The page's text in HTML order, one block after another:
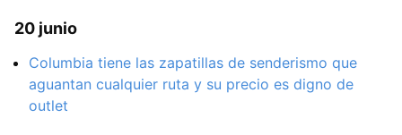
20 junio
Columbia tiene las zapatillas de senderismo que
aguantan cualquier ruta y su precio es digno de
outlet